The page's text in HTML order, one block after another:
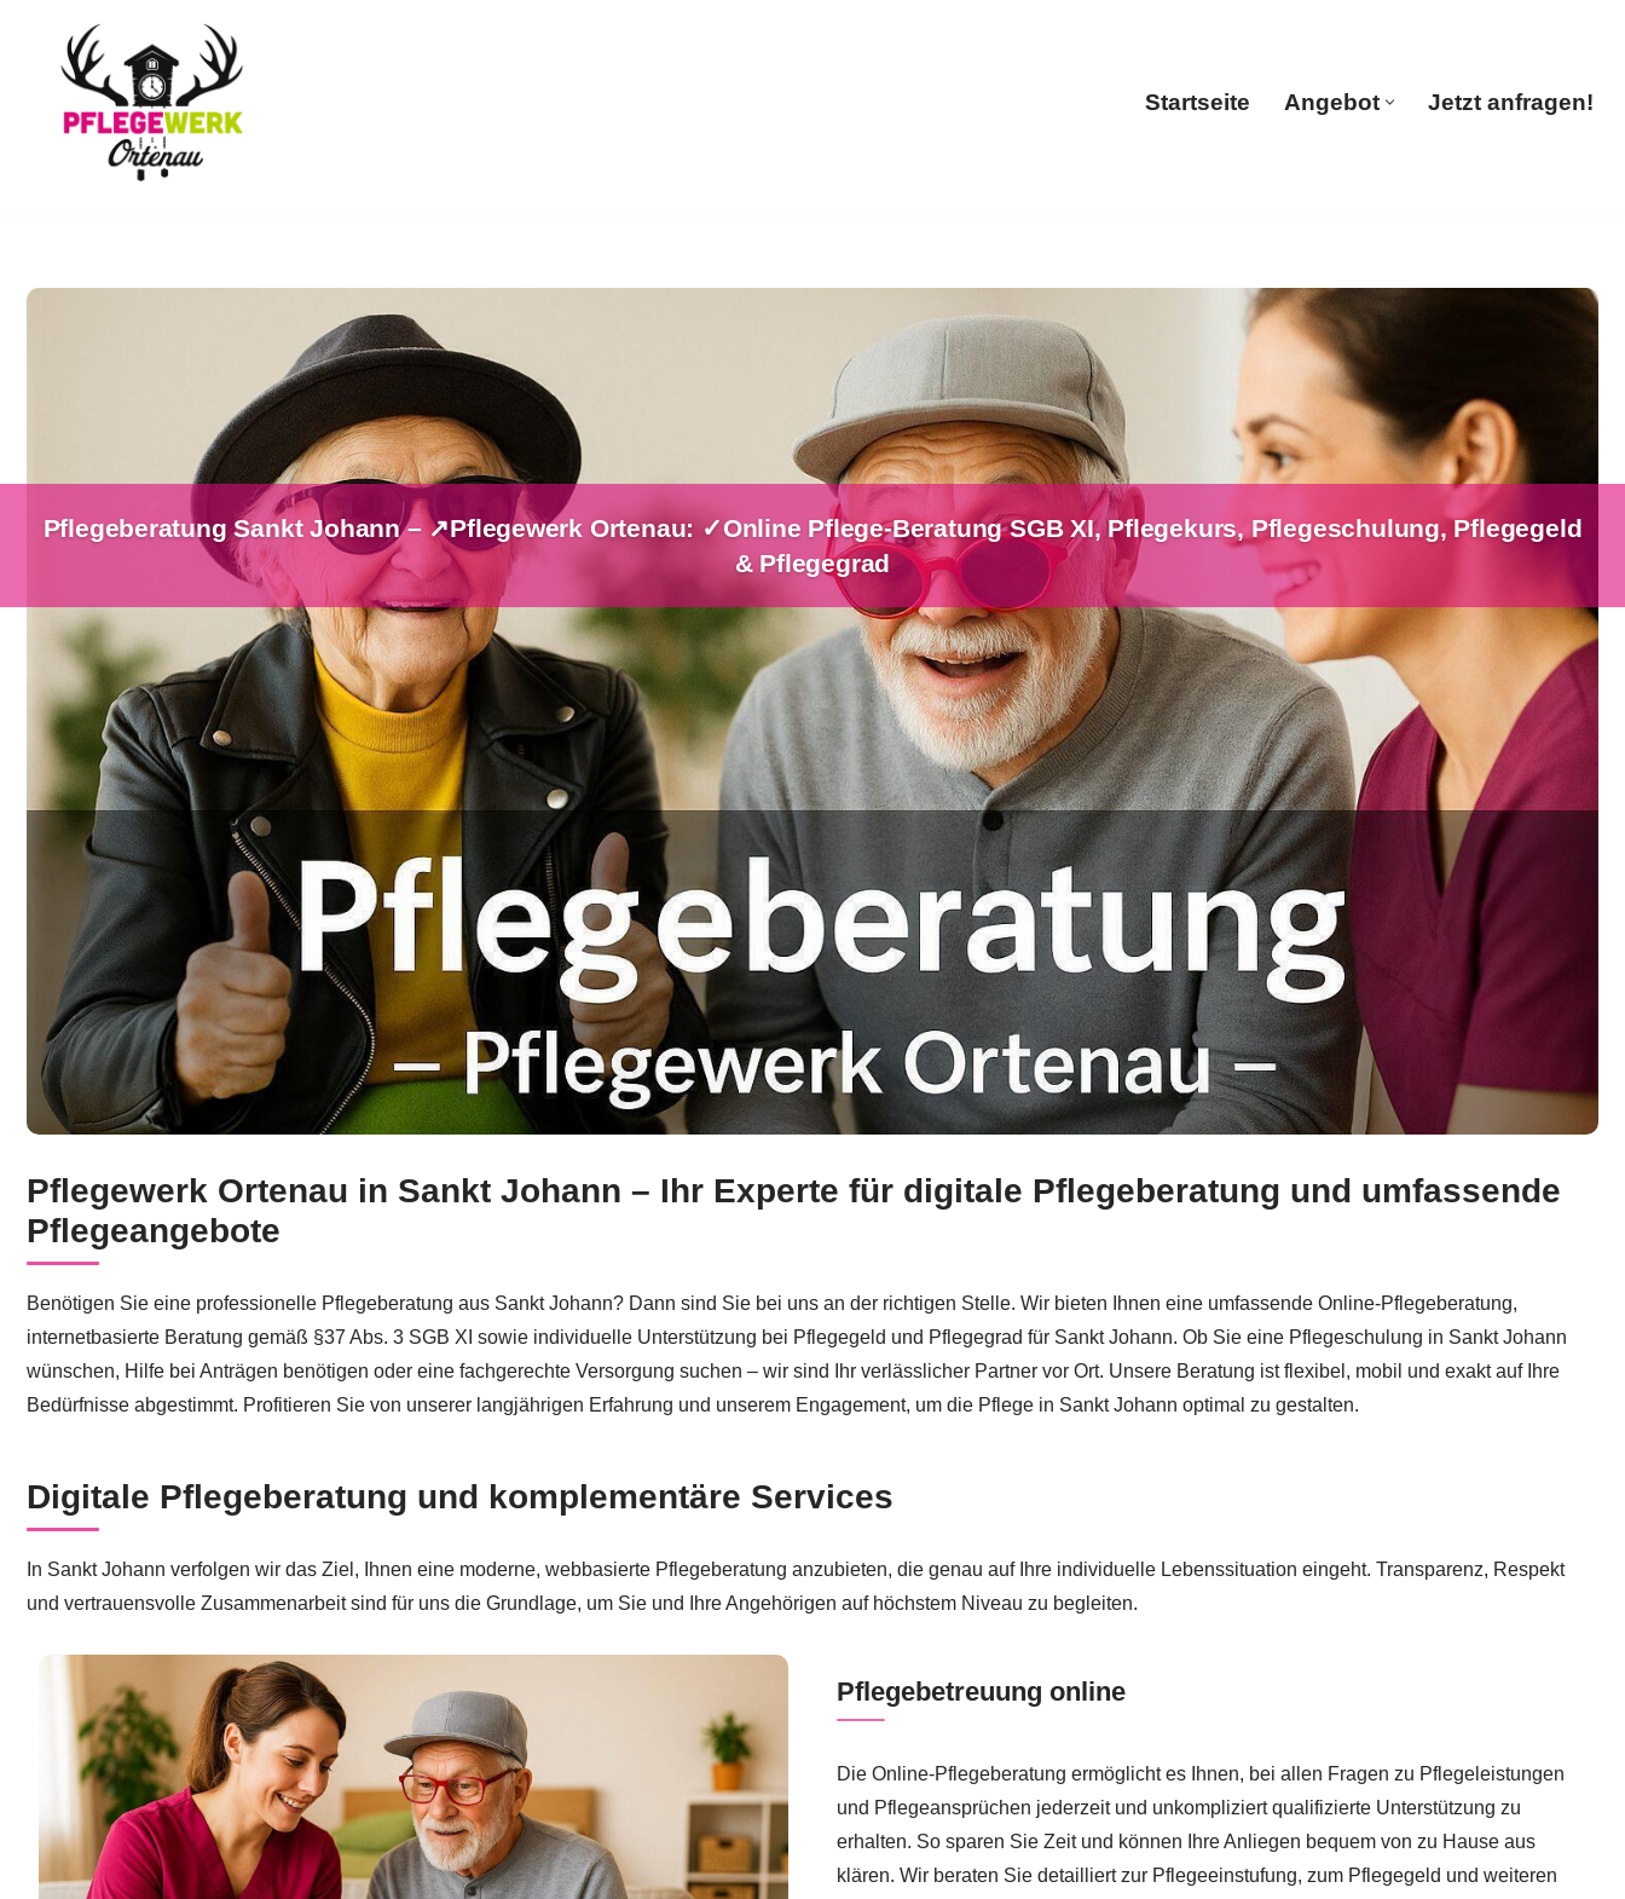
springen
Startseite Angebot Jetzt anfragen!
Pflegeberatung Sankt Johann – ↗️Pflegewerk Ortenau: ✓Online Pflege-Beratung SGB XI, Pflegekurs, Pflegeschulung, Pflegegeld
& Pflegegrad
Sie suchen Pflegeberatung für Sankt Johann? ↗️Pflegewerk Ortenau unterstützt Sie mit ✓Pflegekurs, Pflegeschulung, Online-Pflege-Beratung nach SGB XI, Pflegegeld &
Pflegewerk Ortenau in Sankt Johann – Ihr Experte für digitale Pflegeberatung und umfassende
Pflegeangebote
Benötigen Sie eine professionelle Pflegeberatung aus Sankt Johann? Dann sind Sie bei uns an der richtigen Stelle. Wir bieten Ihnen eine umfassende Online-Pflegeberatung,
internetbasierte Beratung gemäß §37 Abs. 3 SGB XI sowie individuelle Unterstützung bei Pflegegeld und Pflegegrad für Sankt Johann. Ob Sie eine Pflegeschulung in Sankt Johann
wünschen, Hilfe bei Anträgen benötigen oder eine fachgerechte Versorgung suchen – wir sind Ihr verlässlicher Partner vor Ort. Unsere Beratung ist flexibel, mobil und exakt auf Ihre
Bedürfnisse abgestimmt. Profitieren Sie von unserer langjährigen Erfahrung und unserem Engagement, um die Pflege in Sankt Johann optimal zu gestalten.
Digitale Pflegeberatung und komplementäre Services
In Sankt Johann verfolgen wir das Ziel, Ihnen eine moderne, webbasierte Pflegeberatung anzubieten, die genau auf Ihre individuelle Lebenssituation eingeht. Transparenz, Respekt
und vertrauensvolle Zusammenarbeit sind für uns die Grundlage, um Sie und Ihre Angehörigen auf höchstem Niveau zu begleiten.
Pflegebetreuung online
Die Online-Pflegeberatung ermöglicht es Ihnen, bei allen Fragen zu Pflegeleistungen
und Pflegeansprüchen jederzeit und unkompliziert qualifizierte Unterstützung zu
erhalten. So sparen Sie Zeit und können Ihre Anliegen bequem von zu Hause aus
klären. Wir beraten Sie detailliert zur Pflegeeinstufung, zum Pflegegeld und weiteren